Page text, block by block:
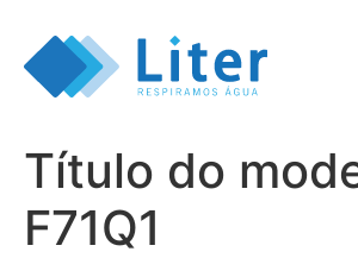
Título do
F71Q1